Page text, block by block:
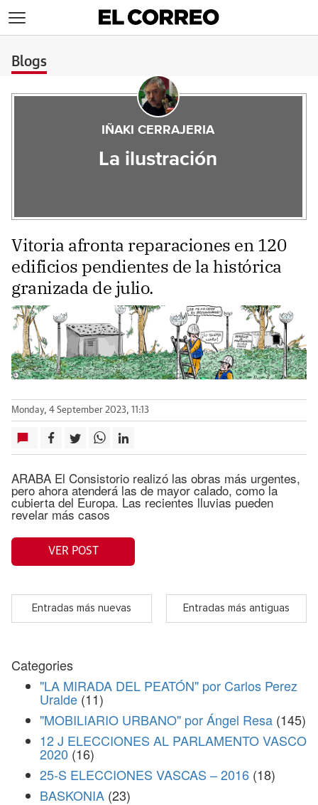
Blogs
IÑAKI CERRAJERIA
La ilustración
Vitoria afronta reparaciones en 120
edificios pendientes de la histórica
granizada de julio.
Monday, 4 September 2023, 11:13
ARABA El Consistorio realizó las obras más urgentes,
pero ahora atenderá las de mayor calado, como la
cubierta del Europa. Las recientes lluvias pueden
revelar más casos
VER POST
Entradas más nuevas Entradas más antiguas
Categories
"LA MIRADA DEL PEATÓN" por Carlos Perez
Uralde (11)
"MOBILIARIO URBANO" por Ángel Resa (145)
12 J ELECCIONES AL PARLAMENTO VASCO
2020 (16)
25-S ELECCIONES VASCAS – 2016 (18)
BASKONIA (23)